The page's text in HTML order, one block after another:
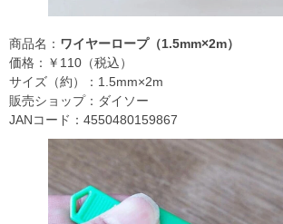
商品名： ワイヤーロープ（1.5mm×2m）
価格：￥110（税込）
サイズ（約）：1.5mm×2m
販売ショップ：ダイソー
JANコード：4550480159867